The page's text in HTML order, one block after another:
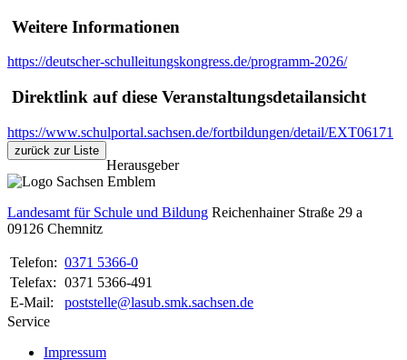
Weitere Informationen
https://deutscher-schulleitungskongress.de/programm-2026/
Direktlink auf diese Veranstaltungsdetailansicht
https://www.schulportal.sachsen.de/fortbildungen/detail/EXT06171
zurück zur Liste
Herausgeber
Landesamt für Schule und Bildung Reichenhainer Straße 29 a
09126 Chemnitz
Telefon: 0371 5366-0
Telefax: 0371 5366-491
E-Mail:
poststelle@lasub.smk.sachsen.de
Service
Impressum